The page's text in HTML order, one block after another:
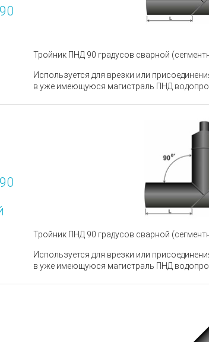
Тройник ПНД 90 градусов сварной
Используется для врезки или
в уже имеющуюся магистраль ПНД
Тройник ПНД 90 градусов сварной
Используется для врезки или
в уже имеющуюся магистраль ПНД